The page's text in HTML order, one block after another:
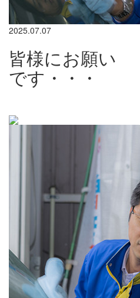
2025.07.07
皆様にお願い
です・・・